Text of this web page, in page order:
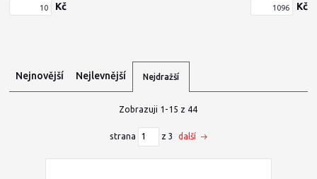
Kč Kč
Nejnovější Nejlevnější Nejdražší
Zobrazuji 1-15 z 44
strana z 3 další